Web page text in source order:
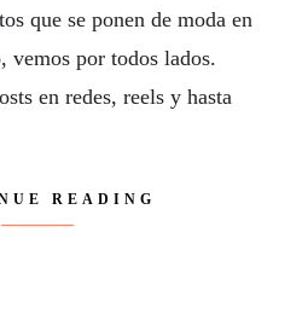
que se ponen de moda en
vemos por todos lados.
en redes, reels y hasta
READING